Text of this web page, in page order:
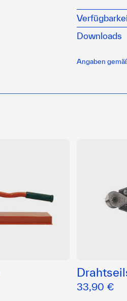
Downloads
Angaben
33,90 €